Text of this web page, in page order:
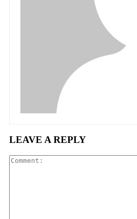
LEAVE A REPLY